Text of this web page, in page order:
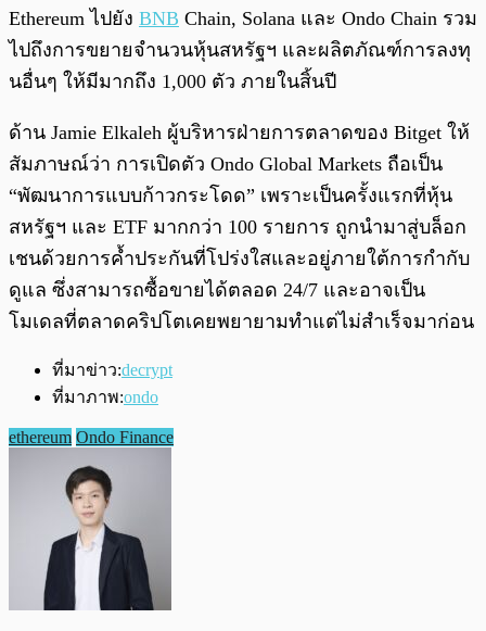
Ethereum ไปยัง BNB Chain, Solana และ Ondo Chain รวม
ไปถึงการขยายจำนวนหุ้นสหรัฐฯ และผลิตภัณฑ์การลงทุ
นอื่นๆ ให้มีมากถึง 1,000 ตัว ภายในสิ้นปี
ด้าน Jamie Elkaleh ผู้บริหารฝ่ายการตลาดของ Bitget ให้
สัมภาษณ์ว่า การเปิดตัว Ondo Global Markets ถือเป็น
“พัฒนาการแบบก้าวกระโดด” เพราะเป็นครั้งแรกที่หุ้น
สหรัฐฯ และ ETF มากกว่า 100 รายการ ถูกนำมาสู่บล็อก
เชนด้วยการค้ำประกันที่โปร่งใสและอยู่ภายใต้การกำกับ
ดูแล ซึ่งสามารถซื้อขายได้ตลอด 24/7 และอาจเป็น
โมเดลที่ตลาดคริปโตเคยพยายามทำแต่ไม่สำเร็จมาก่อน
ที่มาข่าว:decrypt
ที่มาภาพ:ondo
ethereum Ondo Finance